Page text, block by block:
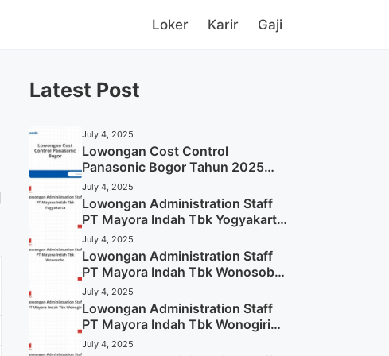
Loker Karir Gaji
Latest Post
July 4, 2025
Lowongan Cost Control
Panasonic Bogor Tahun 2025
(Lamar Sekarang)
July 4, 2025
Lowongan Administration Staff
PT Mayora Indah Tbk Yogyakarta
Tahun 2025
July 4, 2025
Lowongan Administration Staff
PT Mayora Indah Tbk Wonosobo
Tahun 2025 (Lamar Sekarang)
July 4, 2025
Lowongan Administration Staff
PT Mayora Indah Tbk Wonogiri
Tahun 2025 (Apply Now)
July 4, 2025